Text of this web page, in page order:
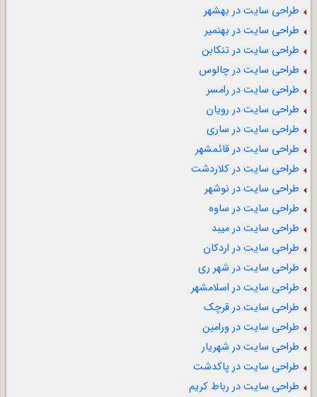
طراحی سایت در بهشهر
طراحی سایت در بهنمیر
طراحی سایت در تنکابن
طراحی سایت در چالوس
طراحی سایت در رامسر
طراحی سایت در رویان
طراحی سایت در ساری
طراحی سایت در قائمشهر
طراحی سایت در کلاردشت
طراحی سایت در نوشهر
طراحی سایت در ساوه
طراحی سایت در میبد
طراحی سایت در اردکان
طراحی سایت در شهر ری
طراحی سایت در اسلامشهر
طراحی سایت در قرچک
طراحی سایت در ورامین
طراحی سایت در شهریار
طراحی سایت در پاکدشت
طراحی سایت در رباط کریم